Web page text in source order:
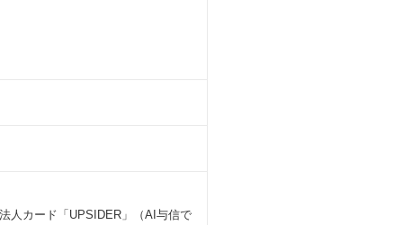
人カード「UPSIDER」（AI与信で